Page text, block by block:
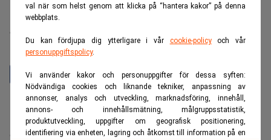
val när som helst genom att klicka på “hantera kakor” på denna
webbplats.
Du kan fördjupa dig ytterligare i vår cookie-policyoch vår
personuppgiftspolicy.
Vi använder kakor och personuppgifter för dessa syften:
Nödvändiga cookies och liknande tekniker, anpassning av
annonser, analys och utveckling, marknadsföring, innehåll,
annons- och innehållsmätning, målgruppsstatistik,
produktutveckling, uppgifter om geografisk positionering,
identifiering via enheten, lagring och åtkomst till information på en
Realtid är en oberoende och kostnadsfri nyhetskanal för
dig som vill fördjupa dig inom finans- och
näringslivsnyheter.
Hantera prenumeration
Integritetspolicy för personuppgifter
Cookiepolicy